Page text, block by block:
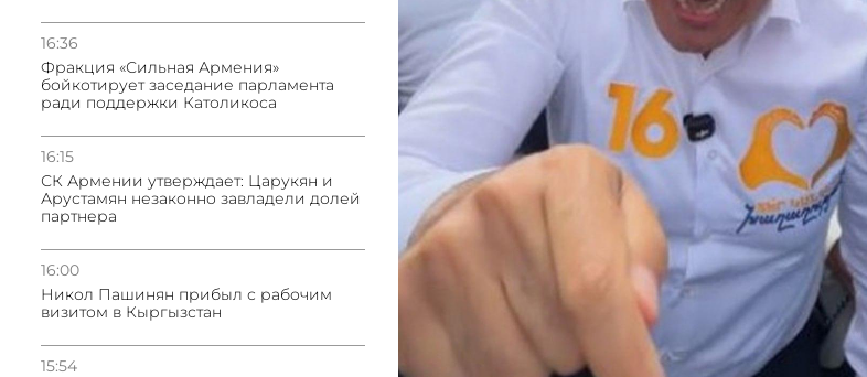
16:36
Фракция «Сильная Армения»
бойкотирует заседание парламента
ради поддержки Католикоса
16:15
СК Армении утверждает: Царукян и
Арустамян незаконно завладели долей
партнера
16:00
Никол Пашинян прибыл с рабочим
визитом в Кыргызстан
15:54